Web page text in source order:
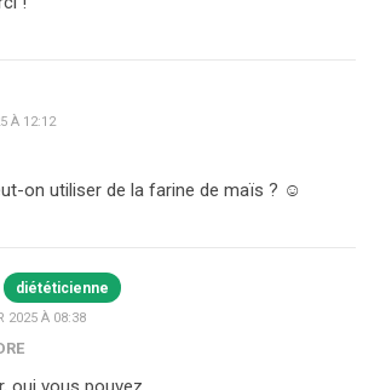
À 12:12
on utiliser de la farine de maïs ? ☺️
diététicienne
2025 À 08:38